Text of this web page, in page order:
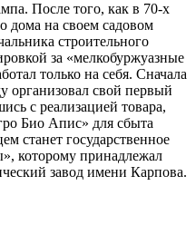
После того, как в 70-х
дома на своем садовом
строительного
за «мелкобуржуазные
только на себя. Сначала
организовал свой первый
с реализацией товара,
Био Апис» для сбыта
станет государственное
которому принадлежал
завод имени Карпова.